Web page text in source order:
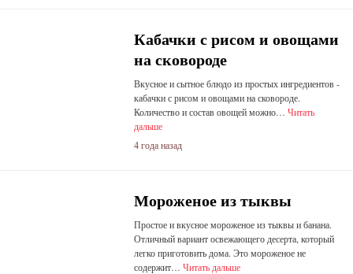
Кабачки с рисом и овощами
на сковороде
Вкусное и сытное блюдо из простых ингредиентов -
кабачки с рисом и овощами на сковороде.
Количество и состав овощей можно… Читать
дальше
4 года назад
Мороженое из тыквы
Простое и вкусное мороженое из тыквы и банана.
Отличный вариант освежающего десерта, который
легко приготовить дома. Это мороженое не
содержит… Читать дальше